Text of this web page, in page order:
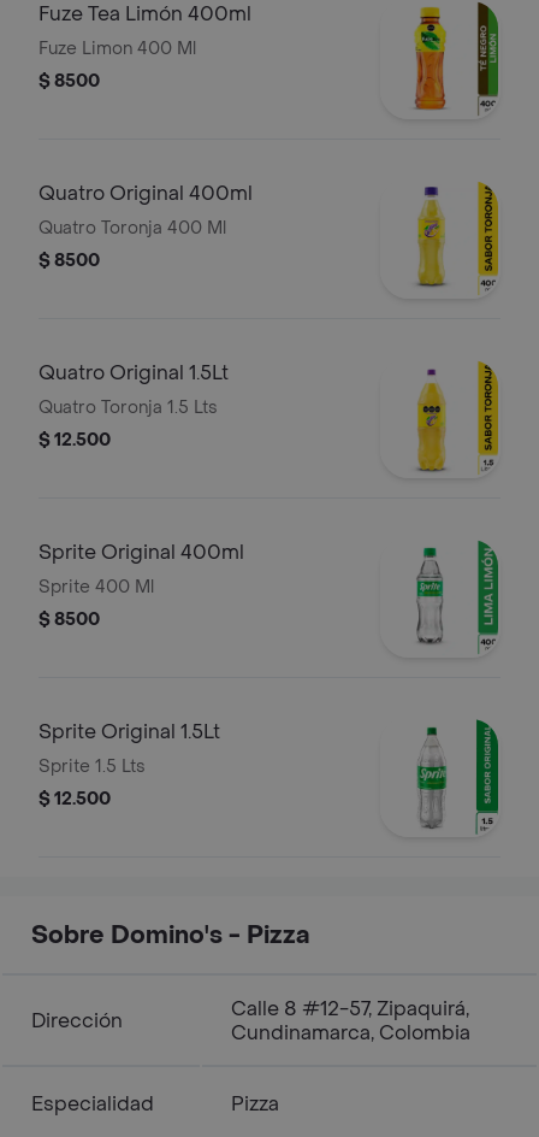
Fuze Tea Limón 400ml
Fuze Limon 400 Ml
$ 8500
Quatro Original 400ml
Quatro Toronja 400 Ml
$ 8500
Quatro Original 1.5Lt
Quatro Toronja 1.5 Lts
$ 12.500
Sprite Original 400ml
Sprite 400 Ml
$ 8500
Sprite Original 1.5Lt
Sprite 1.5 Lts
$ 12.500
Sobre Domino's - Pizza
Dirección
Calle 8 #12-57, Zipaquirá,
Cundinamarca, Colombia
Especialidad Pizza